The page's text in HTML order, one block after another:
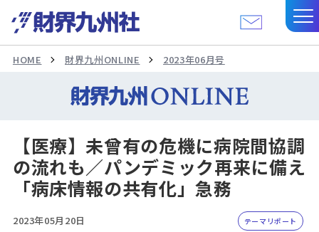
HOME 財界九州ONLINE 2023年06月号
【医療】未曾有の危機に病院間協調
の流れも／パンデミック再来に備え
「病床情報の共有化」急務
2023年05月20日 テーマリポート